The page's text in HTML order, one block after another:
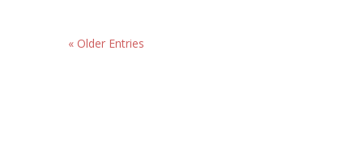
« Older Entries